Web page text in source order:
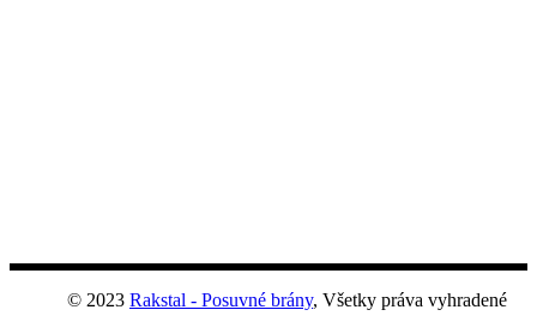
© 2023 Rakstal - Posuvné brány, Všetky práva vyhradené